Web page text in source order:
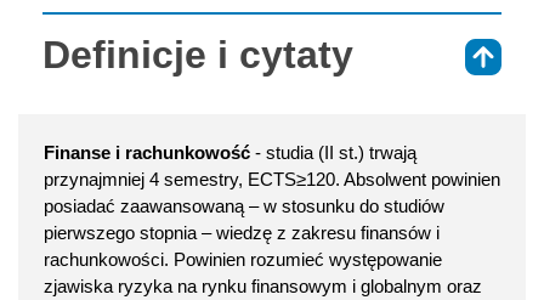
Definicje i cytaty
Finanse i rachunkowość - studia (II st.) trwają
przynajmniej 4 semestry, ECTS≥120. Absolwent powinien
posiadać zaawansowaną – w stosunku do studiów
pierwszego stopnia – wiedzę z zakresu finansów i
rachunkowości. Powinien rozumieć występowanie
zjawiska ryzyka na rynku finansowym i globalnym oraz